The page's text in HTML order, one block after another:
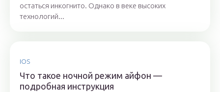
остаться инкогнито. Однако в веке высоких
технологий...
IOS
Что такое ночной режим айфон —
подробная инструкция